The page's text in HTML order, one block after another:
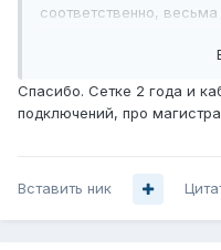
соответственно,
Спасибо. Сетке 2 года и
подключений, про
Вставить ник